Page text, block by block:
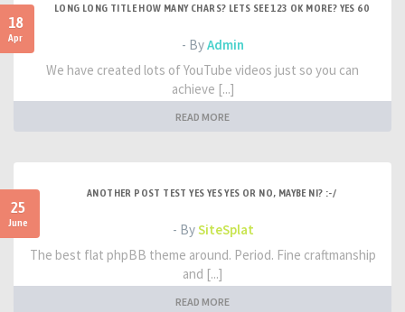
18
Apr
LONG LONG TITLE HOW MANY CHARS? LETS SEE 123 OK MORE? YES 60
- ByAdmin
We have created lots of YouTube videos just so you can
achieve [...]
READ MORE
25
June
ANOTHER POST TEST YES YES YES OR NO, MAYBE NI? :-/
- BySiteSplat
The best flat phpBB theme around. Period. Fine craftmanship
and [...]
READ MORE